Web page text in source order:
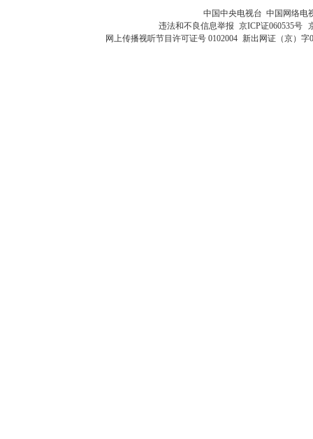
中国中央电视台 中国网络电
违法和不良信息举报 京ICP证060535号
网上传播视听节目许可证号 0102004 新出网证（京）